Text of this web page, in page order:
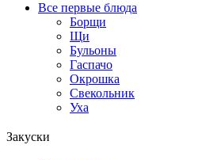
Все первые блюда
Борщи
Щи
Бульоны
Гаспачо
Окрошка
Свекольник
Уха
Закуски